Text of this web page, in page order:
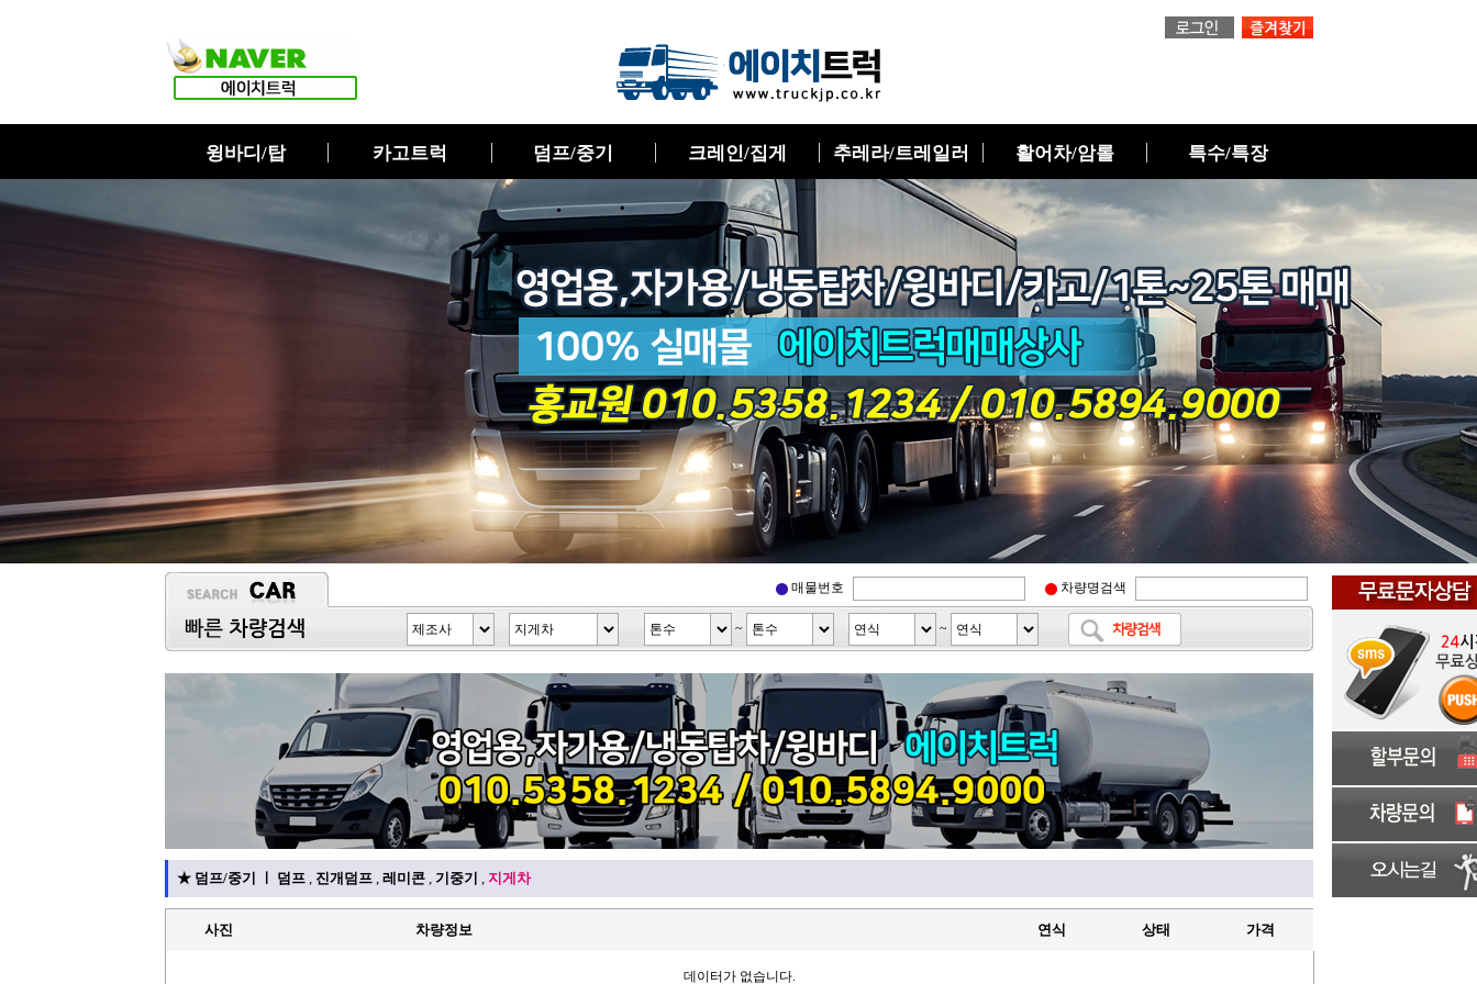
윙바디/탑 카고트럭 덤프/중기 크레인/집게 추레라/트레일러 활어차/암롤 특수/특장
매물번호 차량명검색
~ ~
★ 덤프/중기 덤프, 진개덤프, 레미콘, 기중기 , 지게차
사진 차량정보 연식 상태 가격
데이터가 없습니다.